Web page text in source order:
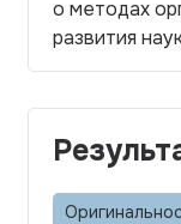
о методах
развития